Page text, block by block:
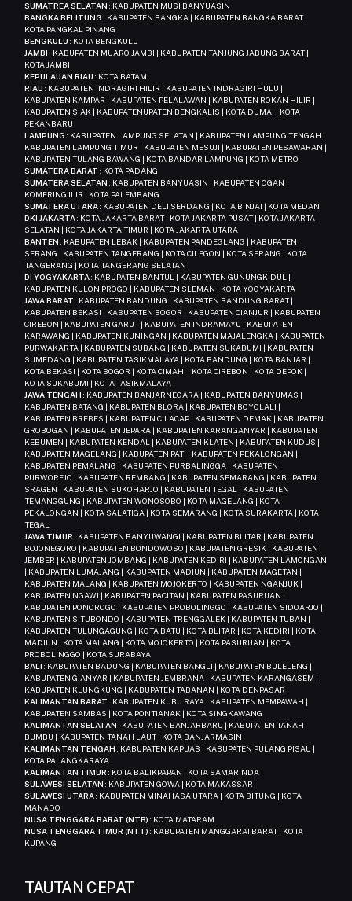
SUMATREA SELATAN : KABUPATEN MUSI BANYUASIN
BANGKA BELITUNG : KABUPATEN BANGKA | KABUPATEN BANGKA BARAT |
KOTA PANGKAL PINANG
BENGKULU : KOTA BENGKULU
JAMBI : KABUPATEN MUARO JAMBI | KABUPATEN TANJUNG JABUNG BARAT |
KOTA JAMBI
KEPULAUAN RIAU : KOTA BATAM
RIAU : KABUPATEN INDRAGIRI HILIR | KABUPATEN INDRAGIRI HULU |
KABUPATEN KAMPAR | KABUPATEN PELALAWAN | KABUPATEN ROKAN HILIR |
KABUPATEN SIAK | KABUPATENUPATEN BENGKALIS | KOTA DUMAI | KOTA
PEKANBARU
LAMPUNG : KABUPATEN LAMPUNG SELATAN | KABUPATEN LAMPUNG TENGAH |
KABUPATEN LAMPUNG TIMUR | KABUPATEN MESUJI | KABUPATEN PESAWARAN |
KABUPATEN TULANG BAWANG | KOTA BANDAR LAMPUNG | KOTA METRO
SUMATERA BARAT : KOTA PADANG
SUMATERA SELATAN : KABUPATEN BANYUASIN | KABUPATEN OGAN
KOMERING ILIR | KOTA PALEMBANG
SUMATERA UTARA: KABUPATEN DELI SERDANG | KOTA BINJAI | KOTA MEDAN
DKI JAKARTA: KOTA JAKARTA BARAT | KOTA JAKARTA PUSAT | KOTA JAKARTA
SELATAN | KOTA JAKARTA TIMUR | KOTA JAKARTA UTARA
BANTEN : KABUPATEN LEBAK | KABUPATEN PANDEGLANG | KABUPATEN
SERANG | KABUPATEN TANGERANG | KOTA CILEGON | KOTA SERANG | KOTA
TANGERANG | KOTA TANGERANG SELATAN
DI YOGYAKARTA: KABUPATEN BANTUL | KABUPATEN GUNUNGKIDUL |
KABUPATEN KULON PROGO | KABUPATEN SLEMAN | KOTA YOGYAKARTA
JAWA BARAT : KABUPATEN BANDUNG | KABUPATEN BANDUNG BARAT |
KABUPATEN BEKASI | KABUPATEN BOGOR | KABUPATEN CIANJUR | KABUPATEN
CIREBON | KABUPATEN GARUT | KABUPATEN INDRAMAYU | KABUPATEN
KARAWANG | KABUPATEN KUNINGAN | KABUPATEN MAJALENGKA | KABUPATEN
PURWAKARTA | KABUPATEN SUBANG | KABUPATEN SUKABUMI | KABUPATEN
SUMEDANG | KABUPATEN TASIKMALAYA | KOTA BANDUNG | KOTA BANJAR |
KOTA BEKASI | KOTA BOGOR | KOTA CIMAHI | KOTA CIREBON | KOTA DEPOK |
KOTA SUKABUMI | KOTA TASIKMALAYA
JAWA TENGAH : KABUPATEN BANJARNEGARA | KABUPATEN BANYUMAS |
KABUPATEN BATANG | KABUPATEN BLORA | KABUPATEN BOYOLALI |
KABUPATEN BREBES | KABUPATEN CILACAP | KABUPATEN DEMAK | KABUPATEN
GROBOGAN | KABUPATEN JEPARA | KABUPATEN KARANGANYAR | KABUPATEN
KEBUMEN | KABUPATEN KENDAL | KABUPATEN KLATEN | KABUPATEN KUDUS |
KABUPATEN MAGELANG | KABUPATEN PATI | KABUPATEN PEKALONGAN |
KABUPATEN PEMALANG | KABUPATEN PURBALINGGA | KABUPATEN
PURWOREJO | KABUPATEN REMBANG | KABUPATEN SEMARANG | KABUPATEN
SRAGEN | KABUPATEN SUKOHARJO | KABUPATEN TEGAL | KABUPATEN
TEMANGGUNG | KABUPATEN WONOSOBO | KOTA MAGELANG | KOTA
PEKALONGAN | KOTA SALATIGA | KOTA SEMARANG | KOTA SURAKARTA | KOTA
TEGAL
JAWA TIMUR : KABUPATEN BANYUWANGI | KABUPATEN BLITAR | KABUPATEN
BOJONEGORO | KABUPATEN BONDOWOSO | KABUPATEN GRESIK | KABUPATEN
JEMBER | KABUPATEN JOMBANG | KABUPATEN KEDIRI | KABUPATEN LAMONGAN
| KABUPATEN LUMAJANG | KABUPATEN MADIUN | KABUPATEN MAGETAN |
KABUPATEN MALANG | KABUPATEN MOJOKERTO | KABUPATEN NGANJUK |
KABUPATEN NGAWI | KABUPATEN PACITAN | KABUPATEN PASURUAN |
KABUPATEN PONOROGO | KABUPATEN PROBOLINGGO | KABUPATEN SIDOARJO |
KABUPATEN SITUBONDO | KABUPATEN TRENGGALEK | KABUPATEN TUBAN |
KABUPATEN TULUNGAGUNG | KOTA BATU | KOTA BLITAR | KOTA KEDIRI | KOTA
MADIUN | KOTA MALANG | KOTA MOJOKERTO | KOTA PASURUAN | KOTA
PROBOLINGGO | KOTA SURABAYA
BALI : KABUPATEN BADUNG | KABUPATEN BANGLI | KABUPATEN BULELENG |
KABUPATEN GIANYAR | KABUPATEN JEMBRANA | KABUPATEN KARANGASEM |
KABUPATEN KLUNGKUNG | KABUPATEN TABANAN | KOTA DENPASAR
KALIMANTAN BARAT : KABUPATEN KUBU RAYA | KABUPATEN MEMPAWAH |
KABUPATEN SAMBAS | KOTA PONTIANAK | KOTA SINGKAWANG
KALIMANTAN SELATAN : KABUPATEN BANJARBARU | KABUPATEN TANAH
BUMBU | KABUPATEN TANAH LAUT | KOTA BANJARMASIN
KALIMANTAN TENGAH : KABUPATEN KAPUAS | KABUPATEN PULANG PISAU |
KOTA PALANGKARAYA
KALIMANTAN TIMUR : KOTA BALIKPAPAN | KOTA SAMARINDA
SULAWESI SELATAN : KABUPATEN GOWA | KOTA MAKASSAR
SULAWESI UTARA: KABUPATEN MINAHASA UTARA | KOTA BITUNG | KOTA
MANADO
NUSA TENGGARA BARAT (NTB) : KOTA MATARAM
NUSA TENGGARA TIMUR (NTT) : KABUPATEN MANGGARAI BARAT | KOTA
KUPANG
TAUTAN CEPAT